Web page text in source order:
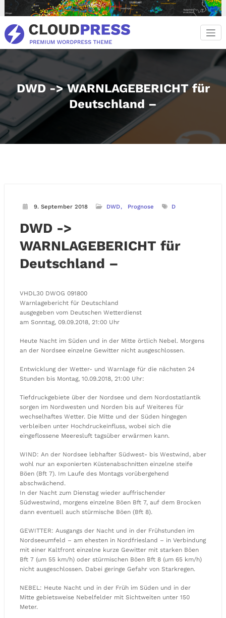
Inhalt
springen
DWD -> WARNLAGEBERICHT für
Deutschland –
9. September 2018 DWD Prognose D
DWD ->
WARNLAGEBERICHT für
Deutschland –
VHDL30 DWOG 091800
Warnlagebericht für Deutschland
ausgegeben vom Deutschen Wetterdienst
am Sonntag, 09.09.2018, 21:00 Uhr
Heute Nacht im Süden und in der Mitte örtlich Nebel. Morgens
an der Nordsee einzelne Gewitter nicht ausgeschlossen.
Entwicklung der Wetter- und Warnlage für die nächsten 24
Stunden bis Montag, 10.09.2018, 21:00 Uhr:
Tiefdruckgebiete über der Nordsee und dem Nordostatlantik
sorgen im Nordwesten und Norden bis auf Weiteres für
wechselhaftes Wetter. Die Mitte und der Süden hingegen
verbleiben unter Hochdruckeinfluss, wobei sich die
eingeflossene Meeresluft tagsüber erwärmen kann.
WIND: An der Nordsee lebhafter Südwest- bis Westwind, aber
wohl nur an exponierten Küstenabschnitten einzelne steife
Böen (Bft 7). Im Laufe des Montags vorübergehend
abschwächend.
In der Nacht zum Dienstag wieder auffrischender
Südwestwind, morgens einzelne Böen Bft 7, auf dem Brocken
dann eventuell auch stürmische Böen (Bft 8).
GEWITTER: Ausgangs der Nacht und in der Frühstunden im
Nordseeumfeld – am ehesten in Nordfriesland – in Verbindung
mit einer Kaltfront einzelne kurze Gewitter mit starken Böen
Bft 7 (um 55 km/h) oder stürmischen Böen Bft 8 (um 65 km/h)
nicht ausgeschlossen. Dabei geringe Gefahr von Starkregen.
NEBEL: Heute Nacht und in der Früh im Süden und in der
Mitte gebietsweise Nebelfelder mit Sichtweiten unter 150
Meter.